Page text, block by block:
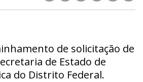
de solicitação de
de Estado de
do Distrito Federal.